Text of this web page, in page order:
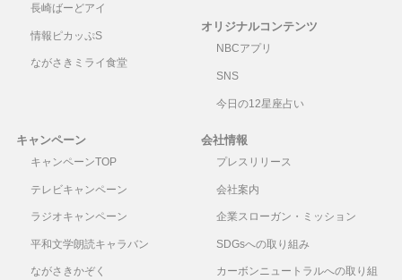
長崎ばーどアイ
情報ピカッぷS
ながさきミライ食堂
オリジナルコンテンツ
NBCアプリ
SNS
今日の12星座占い
キャンペーン
キャンペーンTOP
テレビキャンペーン
ラジオキャンペーン
平和文学朗読キャラバン
ながさきかぞく
会社情報
プレスリリース
会社案内
企業スローガン・ミッション
SDGsへの取り組み
カーボンニュートラルへの取り組